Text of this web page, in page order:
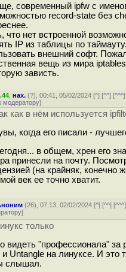
современный ipfw с
record-state без
что нет встроенной
IP из таблицы по
внешний софт.
вещь из мира
зависть.
,нах. (?), 00:41, 05/02/2024 [^] [^^] [^^^
модератору]
как в нём используется
когда его писали -
в общем, хрен его
принесли на почту.
(на крайняк, конечно
век ее точно хватит.
(26), 07:13, 02/02/2024 [^] [^^] [^^^
]
только
видеть "профессионала" за
и Untangle на линуксе. И это
слышал.